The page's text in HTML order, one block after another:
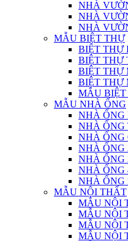
NHÀ
NHÀ
NHÀ
MẪU BIỆT THỰ
BIỆT THỰ
BIỆT THỰ
BIỆT THỰ
BIỆT THỰ
MẪU
MẪU NHÀ ỐNG
NHÀ
NHÀ ỐNG
NHÀ ỐNG
NHÀ ỐNG
NHÀ ỐNG
NHÀ ỐNG
NHÀ ỐNG
MẪU NỘI THẤT
MẪU NỘI
MẪU NỘI
MẪU NỘI
MẪU NỘI